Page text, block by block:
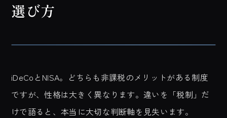
選び方
iDeCoとNISA。どちらも非課税のメリットがある制度
ですが、性格は大きく異なります。違いを「税制」だ
けで語ると、本当に大切な判断軸を見失います。